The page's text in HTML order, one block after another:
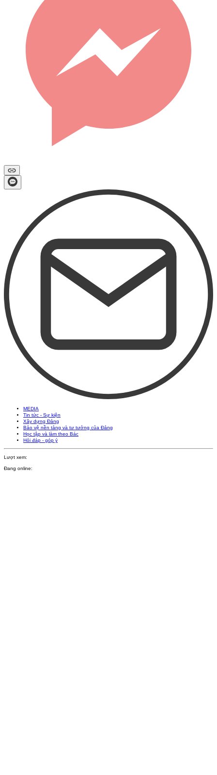
MEDIA
Tin tức - Sự kiện
Xây dựng Đảng
Bảo vệ nền tảng và tư tưởng của Đảng
Học tập và làm theo Bác
Hỏi đáp - góp ý
Lượt xem:
Đang online: